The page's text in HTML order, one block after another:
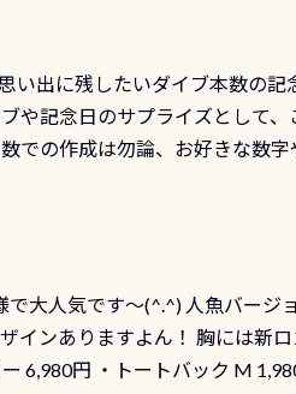
い出に残したいダイブ本数の
や記念日のサプライズとして
での作成は勿論、お好きな数
で大人気です～(^.^) 人魚バー
インありますよん！ 胸には新
6,980円 ・トートバック M